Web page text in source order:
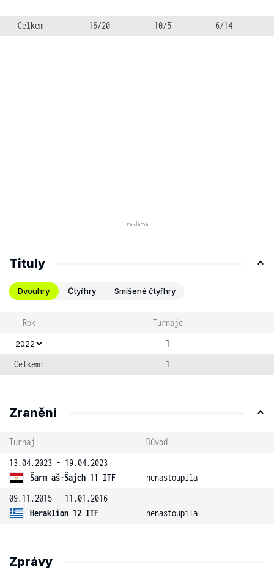
Celkem 16/20 10/5 6/14
Tituly
Dvouhry Čtyřhry Smíšené čtyřhry
Rok Turnaje
2022
1
Celkem:
1
Zranění
Turnaj
Důvod
13.04.2023 - 19.04.2023
Šarm aš-Šajch 11 ITF
nenastoupila
09.11.2015 - 11.01.2016
Heraklion 12 ITF
nenastoupila
Zprávy